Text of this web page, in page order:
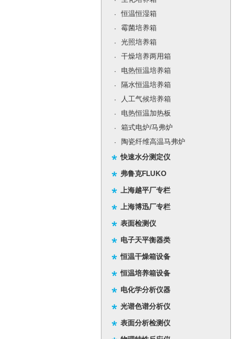
·
恒温恒湿箱
·
霉菌培养箱
·
光照培养箱
·
干燥培养两用箱
·
电热恒温培养箱
·
隔水恒温培养箱
·
人工气候培养箱
·
电热恒温加热板
·
箱式电炉/马弗炉
·
陶瓷纤维高温马弗炉
快速水分测定仪
弗鲁克FLUKO
上海越平厂专栏
上海博迅厂专栏
表面检测仪
电子天平衡器类
恒温干燥箱设备
恒温培养箱设备
电化学分析仪器
光谱色谱分析仪
表面分析检测仪